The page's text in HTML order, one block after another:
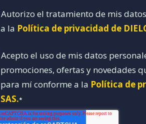
Autorizo el tratamiento de mis
a la Política de privacidad de
Acepto el uso de mis datos
promociones, ofertas y novedades
para mí conforme a la Política de
SAS.*